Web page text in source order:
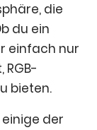
die
du ein
einfach nur
bieten.
der